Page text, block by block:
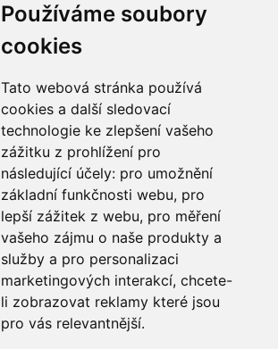
Používáme soubory
cookies
Tato webová stránka používá
cookies a další sledovací
technologie ke zlepšení vašeho
zážitku z prohlížení pro
následující účely: pro umožnění
základní funkčnosti webu, pro
lepší zážitek z webu, pro měření
vašeho zájmu o naše produkty a
služby a pro personalizaci
marketingových interakcí, chcete-
li zobrazovat reklamy které jsou
pro vás relevantnější.
INFORMACE
SLEDUJTE NÁS
MOŽNOSTI PLATBY